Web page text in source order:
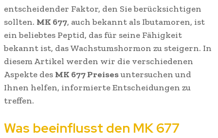
entscheidender Faktor, den Sie berücksichtigen
sollten. MK 677, auch bekannt als Ibutamoren, ist
ein beliebtes Peptid, das für seine Fähigkeit
bekannt ist, das Wachstumshormon zu steigern. In
diesem Artikel werden wir die verschiedenen
Aspekte des MK 677 Preisesuntersuchen und
Ihnen helfen, informierte Entscheidungen zu
treffen.
Was beeinflusst den MK 677